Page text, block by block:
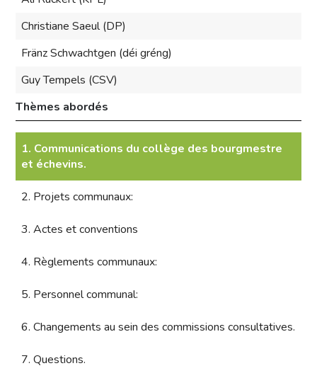
Christiane Saeul (DP)
Fränz Schwachtgen (déi gréng)
Guy Tempels (CSV)
Thèmes abordés
1. Communications du collège des bourgmestre
et échevins.
2. Projets communaux:
3. Actes et conventions
4. Règlements communaux:
5. Personnel communal:
6. Changements au sein des commissions consultatives.
7. Questions.